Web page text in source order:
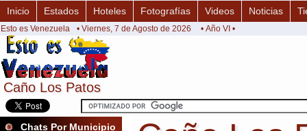
Caño Los Patos
Caño Los Patos
Inicio Estados Hoteles Fotografías Videos Noticias
Esto es Venezuela • Viernes, 7 de Agosto de 2026 • Año VI •
Chats Por Municipio